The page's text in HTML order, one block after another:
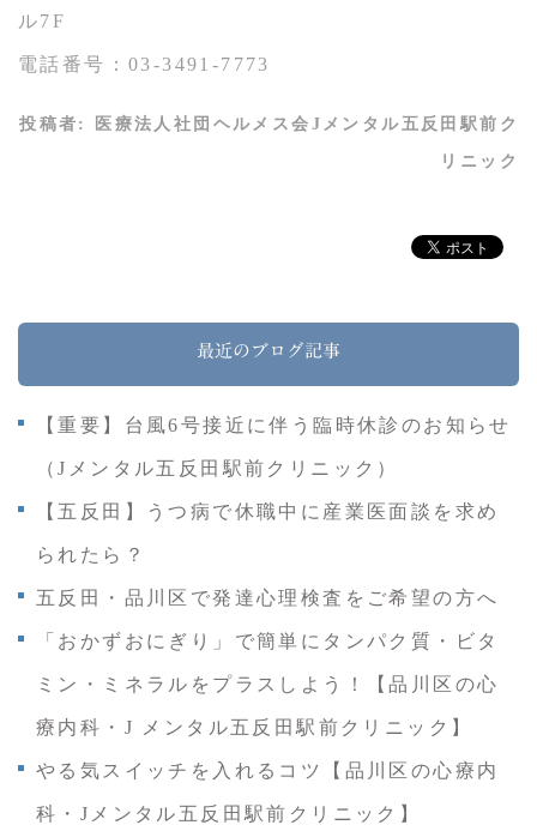
ル7F
電話番号：03-3491-7773
投稿者: 医療法人社団ヘルメス会Jメンタル五反田駅前ク
リニック
最近のブログ記事
【重要】台風6号接近に伴う臨時休診のお知らせ
（Jメンタル五反田駅前クリニック）
【五反田】うつ病で休職中に産業医面談を求め
られたら？
五反田・品川区で発達心理検査をご希望の方へ
「おかずおにぎり」で簡単にタンパク質・ビタ
ミン・ミネラルをプラスしよう！【品川区の心
療内科・J メンタル五反田駅前クリニック】
やる気スイッチを入れるコツ【品川区の心療内
科・Jメンタル五反田駅前クリニック】